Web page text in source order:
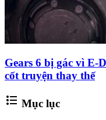
Gears 6 bị gác vì E-
cốt truyện thay thế
format_list_bulleted Mục lục